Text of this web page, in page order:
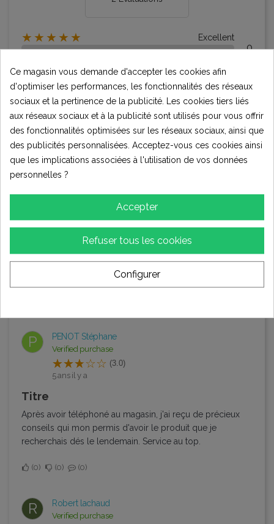
★★★★★ Excellent
0
★★★☆☆ Moyen
2
★★☆☆☆ Pauvres
★☆☆☆☆ Terrible
0
Évaluations (2)
P PENOT Stéphane
Verified purchase
(3.0)
5 ans il y a
Titre
Après avoir téléphoné au magasin, j'ai reçu de précieux
conseils qui mon permis d'avoir le produit que je
recherchais dés le lendemain. Service au top.
0 0 0
R Robert lachaud
Verified purchase
Ce magasin vous demande d'accepter les cookies afin
d'optimiser les performances, les fonctionnalités des réseaux
sociaux et la pertinence de la publicité. Les cookies tiers liés
aux réseaux sociaux et à la publicité sont utilisés pour vous offrir
des fonctionnalités optimisées sur les réseaux sociaux, ainsi que
des publicités personnalisées. Acceptez-vous ces cookies ainsi
que les implications associées à l'utilisation de vos données
personnelles ?
Accepter
Refuser tous les cookies
Configurer